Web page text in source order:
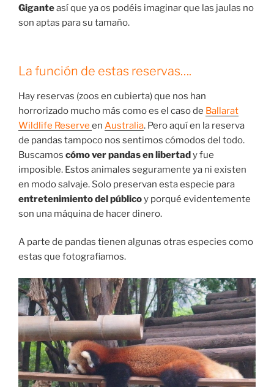
Giganteasí que ya os podéis imaginar que las jaulas no
son aptas para su tamaño.
La función de estas reservas….
Hay reservas (zoos en cubierta) que nos han
horrorizado mucho más como es el caso de Ballarat
Wildlife Reserve en Australia. Pero aquí en la reserva
de pandas tampoco nos sentimos cómodos del todo.
Buscamos cómo ver pandas en libertady fue
imposible. Estos animales seguramente ya ni existen
en modo salvaje. Solo preservan esta especie para
entretenimiento del públicoy porqué evidentemente
son una máquina de hacer dinero.
A parte de pandas tienen algunas otras especies como
estas que fotografiamos.